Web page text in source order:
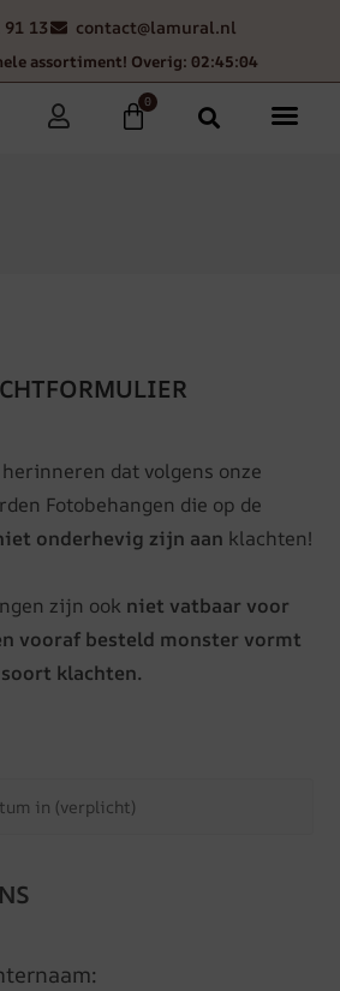
91 13 contact@lamural.nl
assortiment! Overig: 02:45:04
0
dat volgens onze
Fotobehangen die op de
onderhevig zijn aan klachten!
zijn ook niet vatbaar voor
vooraf besteld monster vormt
klachten.